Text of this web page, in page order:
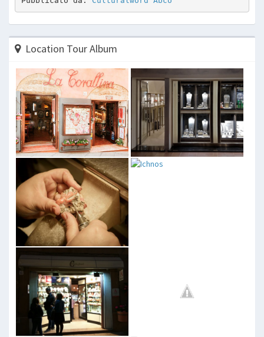
Location Tour Album